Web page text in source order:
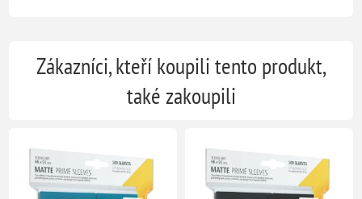
Zákazníci, kteří koupili tento produkt,
také zakoupili